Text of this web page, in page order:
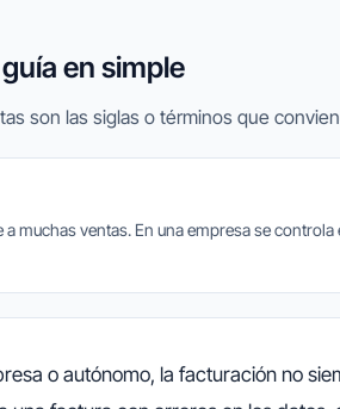
en simple
son las siglas o términos que
a muchas ventas. En una empresa se
o autónomo, la facturación no